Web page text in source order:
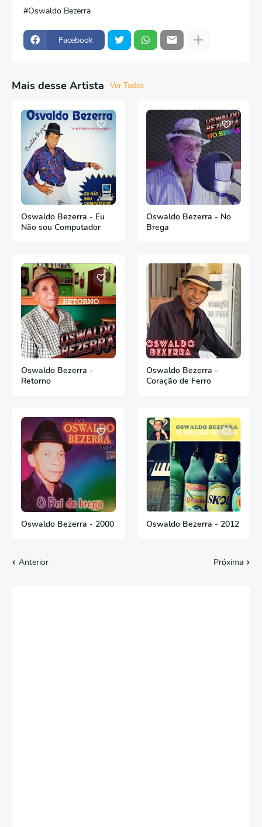
Oswaldo Bezerra
Facebook
Mais desse Artista Ver Todos
Oswaldo Bezerra - Eu
Não sou Computador
Oswaldo Bezerra - No
Brega
Oswaldo Bezerra -
Retorno
Oswaldo Bezerra -
Coração de Ferro
Oswaldo Bezerra - 2000 Oswaldo Bezerra - 2012
Anterior Próxima